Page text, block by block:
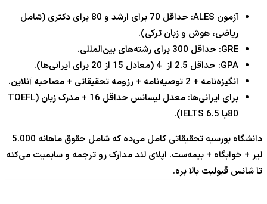
آزمون ALES: حداقل 70 برای ارشد و 80 برای دکتری (شامل
ریاضی، هوش و زبان ترکی).
GRE: حداقل 300 برای رشته‌های بین‌المللی.
GPA: حداقل 2.5 از 4 (معادل 15 از 20 برای ایرانی‌ها).
انگیزه‌نامه + 2 توصیه‌نامه + رزومه تحقیقاتی + مصاحبه آنلاین.
برای ایرانی‌ها: معدل لیسانس حداقل 16 + مدرک زبان (TOEFL
80یا IELTS 6.5).
دانشگاه بورسیه تحقیقاتی کامل می‌ده که شامل حقوق ماهانه 5.000
لیر + خوابگاه + بیمه‌ست. اپلای لند مدارک رو ترجمه و سابمیت می‌کنه
تا شانس قبولیت بالا بره.